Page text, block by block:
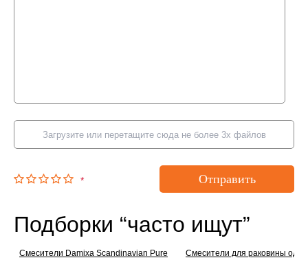
Загрузите или перетащите сюда не более 3х файлов
* Отправить
Подборки “часто ищут”
Смесители Damixa Scandinavian Pure Смесители для раковины